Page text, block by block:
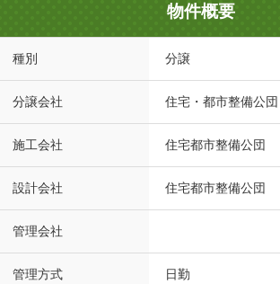
物件概要
種別 分譲
分譲会社 住宅・都市整備公団
施工会社 住宅都市整備公団
設計会社 住宅都市整備公団
管理会社
管理方式 日勤